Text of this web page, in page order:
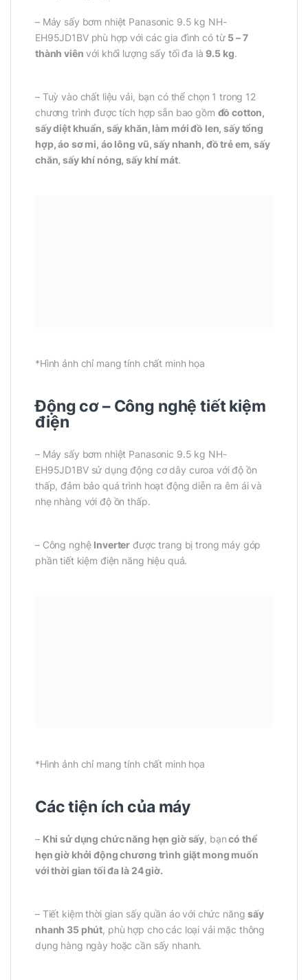
– Máy sấy bơm nhiệt Panasonic 9.5 kg NH-
EH95JD1BV phù hợp với các gia đình có từ 5 – 7
thành viên với khối lượng sấy tối đa là9.5 kg.
– Tuỳ vào chất liệu vải, bạn có thể chọn 1 trong 12
chương trình được tích hợp sẵn bao gồm đồ cotton,
sấy diệt khuẩn, sấy khăn, làm mới đồ len, sấy tổng
hợp, áo sơ mi, áo lông vũ, sấy nhanh, đồ trẻ em, sấy
chăn, sấy khí nóng, sấy khí mát.
*Hình ảnh chỉ mang tính chất minh họa
Động cơ – Công nghệ tiết kiệm
điện
– Máy sấy bơm nhiệt Panasonic 9.5 kg NH-
EH95JD1BV sử dụng động cơ dây curoa với độ ồn
thấp, đảm bảo quá trình hoạt động diễn ra êm ái và
nhẹ nhàng với độ ồn thấp.
– Công nghệ Inverter được trang bị trong máy góp
phần tiết kiệm điện năng hiệu quả.
*Hình ảnh chỉ mang tính chất minh họa
Các tiện ích của máy
– Khi sử dụng chức năng hẹn giờ sấy, bạncó thể
hẹn giờ khởi động chương trình giặt mong muốn
với thời gian tối đa là 24 giờ.
– Tiết kiệm thời gian sấy quần áo với chức năngsấy
nhanh 35 phút, phù hợp cho các loại vải mặc thông
dụng hàng ngày hoặc cần sấy nhanh.